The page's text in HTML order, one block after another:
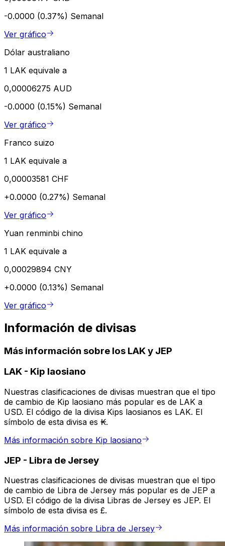
-0.0000 (0.37%) Semanal
Ver gráfico
Dólar australiano
1 LAK equivale a
0,00006275 AUD
-0.0000 (0.15%) Semanal
Ver gráfico
Franco suizo
1 LAK equivale a
0,00003581 CHF
+0.0000 (0.27%) Semanal
Ver gráfico
Yuan renminbi chino
1 LAK equivale a
0,00029894 CNY
+0.0000 (0.13%) Semanal
Ver gráfico
Información de divisas
Más información sobre los LAK y JEP
LAK - Kip laosiano
Nuestras clasificaciones de divisas muestran que el tipo
de cambio de Kip laosiano más popular es de LAK a
USD. El código de la divisa Kips laosianos es LAK. El
símbolo de esta divisa es ₭.
Más información sobre Kip laosiano
JEP - Libra de Jersey
Nuestras clasificaciones de divisas muestran que el tipo
de cambio de Libra de Jersey más popular es de JEP a
USD. El código de la divisa Libras de Jersey es JEP. El
símbolo de esta divisa es £.
Más información sobre Libra de Jersey